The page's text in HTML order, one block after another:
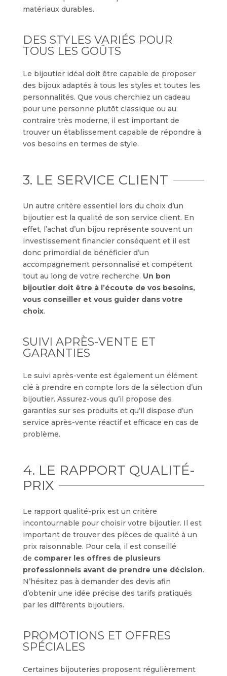
matériaux durables.
DES STYLES VARIÉS POUR
TOUS LES GOÛTS
Le bijoutier idéal doit être capable de proposer
des bijoux adaptés à tous les styles et toutes les
personnalités. Que vous cherchiez un cadeau
pour une personne plutôt classique ou au
contraire très moderne, il est important de
trouver un établissement capable de répondre à
vos besoins en termes de style.
3. LE SERVICE CLIENT
Un autre critère essentiel lors du choix d’un
bijoutier est la qualité de son service client. En
effet, l’achat d’un bijou représente souvent un
investissement financier conséquent et il est
donc primordial de bénéficier d’un
accompagnement personnalisé et compétent
tout au long de votre recherche. Un bon
bijoutier doit être à l’écoute de vos besoins,
vous conseiller et vous guider dans votre
choix.
SUIVI APRÈS-VENTE ET
GARANTIES
Le suivi après-vente est également un élément
clé à prendre en compte lors de la sélection d’un
bijoutier. Assurez-vous qu’il propose des
garanties sur ses produits et qu’il dispose d’un
service après-vente réactif et efficace en cas de
problème.
4. LE RAPPORT QUALITÉ-
PRIX
Le rapport qualité-prix est un critère
incontournable pour choisir votre bijoutier. Il est
important de trouver des pièces de qualité à un
prix raisonnable. Pour cela, il est conseillé
de comparer les offres de plusieurs
professionnels avant de prendre une décision.
N’hésitez pas à demander des devis afin
d’obtenir une idée précise des tarifs pratiqués
par les différents bijoutiers.
PROMOTIONS ET OFFRES
SPÉCIALES
Certaines bijouteries proposent régulièrement